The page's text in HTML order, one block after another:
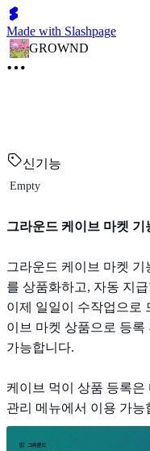
Made with Slashpage
GROWND
신기능
Empty
그라운드 케이브 마켓 기
그라운드 케이브 마켓 기
를 상품화하고, 자동 지
이제 일일이 수작업으로
이브 마켓 상품으로 등록
가능합니다.
케이브 먹이 상품 등록은
관리 메뉴에서 이용 가능